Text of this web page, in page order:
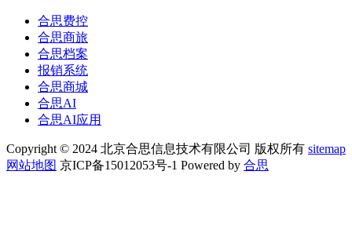
合思费控
合思商旅
合思档案
报销系统
合思商城
合思AI
合思AI应用
Copyright © 2024 北京合思信息技术有限公司 版权所有 sitemap
网站地图 京ICP备15012053号-1 Powered by 合思